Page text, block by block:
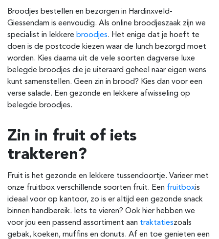
Broodjes bestellen en bezorgen in Hardinxveld-
Giessendam is eenvoudig. Als online broodjeszaak zijn we
specialist in lekkere broodjes. Het enige dat je hoeft te
doen is de postcode kiezen waar de lunch bezorgd moet
worden. Kies daarna uit de vele soorten dagverse luxe
belegde broodjes die je uiteraard geheel naar eigen wens
kunt samenstellen. Geen zin in brood? Kies dan voor een
verse salade. Een gezonde en lekkere afwisseling op
belegde broodjes.
Zin in fruit of iets
trakteren?
Fruit is het gezonde en lekkere tussendoortje. Varieer met
onze fruitbox verschillende soorten fruit. Een fruitboxis
ideaal voor op kantoor, zo is er altijd een gezonde snack
binnen handbereik. Iets te vieren? Ook hier hebben we
voor jou een passend assortiment aan traktatieszoals
gebak, koeken, muffins en donuts. Af en toe genieten een